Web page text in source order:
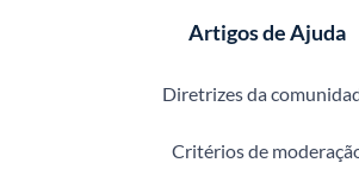
Artigos de Ajuda
Diretrizes da
Critérios de